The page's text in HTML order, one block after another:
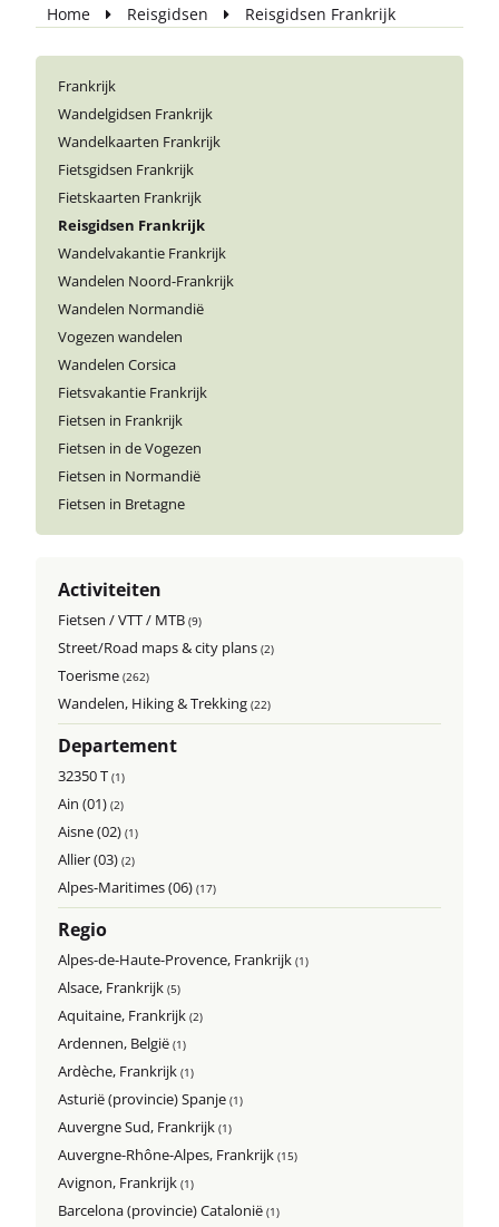
Home Reisgidsen Reisgidsen Frankrijk
Frankrijk
Wandelgidsen Frankrijk
Wandelkaarten Frankrijk
Fietsgidsen Frankrijk
Fietskaarten Frankrijk
Reisgidsen Frankrijk
Wandelvakantie Frankrijk
Wandelen Noord-Frankrijk
Wandelen Normandië
Vogezen wandelen
Wandelen Corsica
Fietsvakantie Frankrijk
Fietsen in Frankrijk
Fietsen in de Vogezen
Fietsen in Normandië
Fietsen in Bretagne
Activiteiten
Fietsen / VTT / MTB(9)
Street/Road maps & city plans(2)
Toerisme(262)
Wandelen, Hiking & Trekking(22)
Departement
32350 T(1)
Ain (01)(2)
Aisne (02)(1)
Allier (03)(2)
Alpes-Maritimes (06)(17)
Regio
Alpes-de-Haute-Provence, Frankrijk(1)
Alsace, Frankrijk(5)
Aquitaine, Frankrijk(2)
Ardennen, België(1)
Ardèche, Frankrijk(1)
Asturië (provincie) Spanje(1)
Auvergne Sud, Frankrijk(1)
Auvergne-Rhône-Alpes, Frankrijk(15)
Avignon, Frankrijk(1)
Barcelona (provincie) Catalonië(1)